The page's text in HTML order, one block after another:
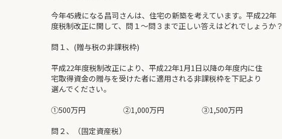
今年45歳になる昌司さんは、住宅の新築を考えています。平成22年
度税制改正に関して、問１～問３まで正しい答えはどれでしょうか？
問１、(贈与税の非課税枠)
平成22年度税制改正により、平成22年1月1日以降の年度内に住
宅取得資金の贈与を受けた者に適用される非課税枠を下記より
選んでください。
①500万円 ②1,000万円 ③1,500万円
問２、（固定資産税）